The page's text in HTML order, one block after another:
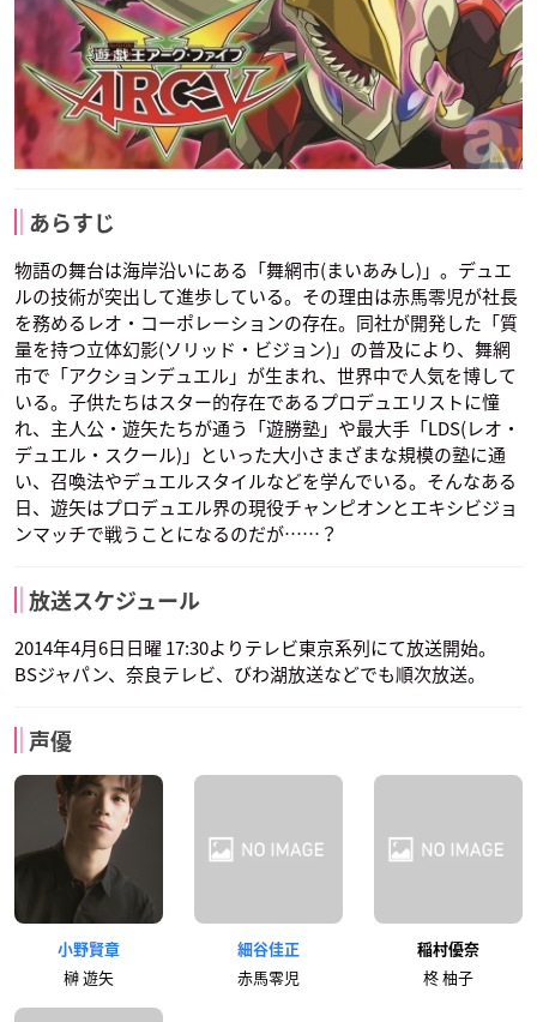
あらすじ
物語の舞台は海岸沿いにある「舞網市(まいあみし)」。デュエ
ルの技術が突出して進歩している。その理由は赤馬零児が社長
を務めるレオ・コーポレーションの存在。同社が開発した「質
量を持つ立体幻影(ソリッド・ビジョン)」の普及により、舞網
市で「アクションデュエル」が生まれ、世界中で人気を博して
いる。子供たちはスター的存在であるプロデュエリストに憧
れ、主人公・遊矢たちが通う「遊勝塾」や最大手「LDS(レオ・
デュエル・スクール)」といった大小さまざまな規模の塾に通
い、召喚法やデュエルスタイルなどを学んでいる。そんなある
日、遊矢はプロデュエル界の現役チャンピオンとエキシビジョ
ンマッチで戦うことになるのだが……？
放送スケジュール
2014年4月6日日曜 17:30よりテレビ東京系列にて放送開始。
BSジャパン、奈良テレビ、びわ湖放送などでも順次放送。
声優
小野賢章
榊 遊矢
細谷佳正
赤馬零児
稲村優奈
柊 柚子